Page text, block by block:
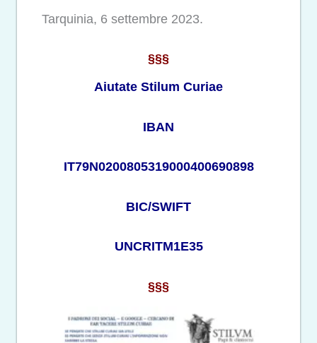
Tarquinia, 6 settembre 2023.
§§§
Aiutate Stilum Curiae
IBAN
IT79N0200805319000400690898
BIC/SWIFT
UNCRITM1E35
§§§